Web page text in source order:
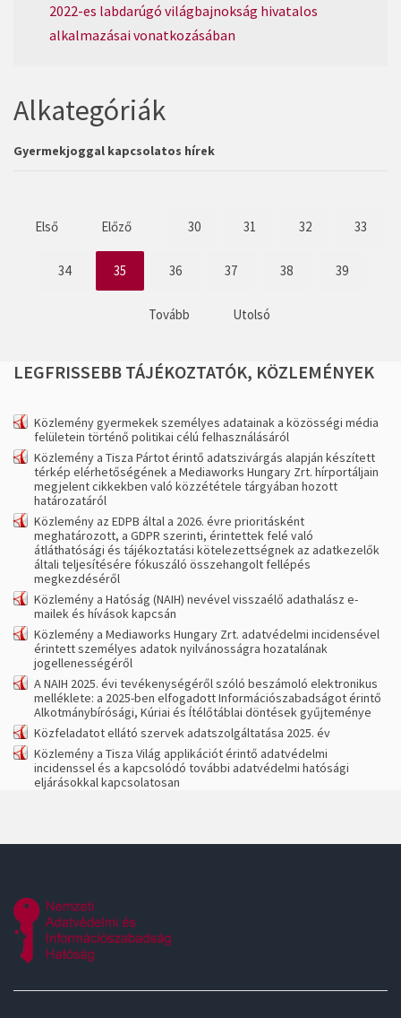
2022-es labdarúgó világbajnokság hivatalos
alkalmazásai vonatkozásában
Alkategóriák
Gyermekjoggal kapcsolatos hírek
Első Előző 30 31 32 33
34 35 36 37 38 39
Tovább Utolsó
LEGFRISSEBB TÁJÉKOZTATÓK, KÖZLEMÉNYEK
Közlemény gyermekek személyes adatainak a közösségi média
felületein történő politikai célú felhasználásáról
Közlemény a Tisza Pártot érintő adatszivárgás alapján készített
térkép elérhetőségének a Mediaworks Hungary Zrt. hírportáljain
megjelent cikkekben való közzététele tárgyában hozott
határozatáról
Közlemény az EDPB által a 2026. évre prioritásként
meghatározott, a GDPR szerinti, érintettek felé való
átláthatósági és tájékoztatási kötelezettségnek az adatkezelők
általi teljesítésére fókuszáló összehangolt fellépés
megkezdéséről
Közlemény a Hatóság (NAIH) nevével visszaélő adathalász e-
mailek és hívások kapcsán
Közlemény a Mediaworks Hungary Zrt. adatvédelmi incidensével
érintett személyes adatok nyilvánosságra hozatalának
jogellenességéről
A NAIH 2025. évi tevékenységéről szóló beszámoló elektronikus
melléklete: a 2025-ben elfogadott Információszabadságot érintő
Alkotmánybírósági, Kúriai és Ítélőtáblai döntések gyűjteménye
Közfeladatot ellátó szervek adatszolgáltatása 2025. év
Közlemény a Tisza Világ applikációt érintő adatvédelmi
incidenssel és a kapcsolódó további adatvédelmi hatósági
eljárásokkal kapcsolatosan